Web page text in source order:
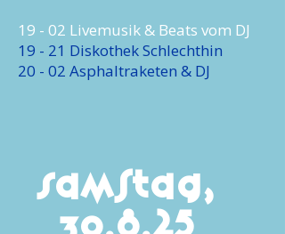
19 - 02 Livemusik & Beats vom DJ
19 - 21 Diskothek Schlechthin
20 - 02 Asphaltraketen & DJ
Samstag,
30.8.25